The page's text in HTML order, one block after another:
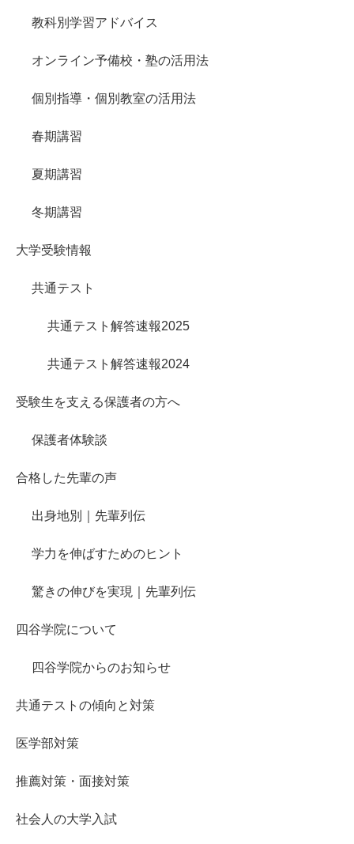
教科別学習アドバイス
オンライン予備校・塾の活用法
個別指導・個別教室の活用法
春期講習
夏期講習
冬期講習
大学受験情報
共通テスト
共通テスト解答速報2025
共通テスト解答速報2024
受験生を支える保護者の方へ
保護者体験談
合格した先輩の声
出身地別｜先輩列伝
学力を伸ばすためのヒント
驚きの伸びを実現｜先輩列伝
四谷学院について
四谷学院からのお知らせ
共通テストの傾向と対策
医学部対策
推薦対策・面接対策
社会人の大学入試